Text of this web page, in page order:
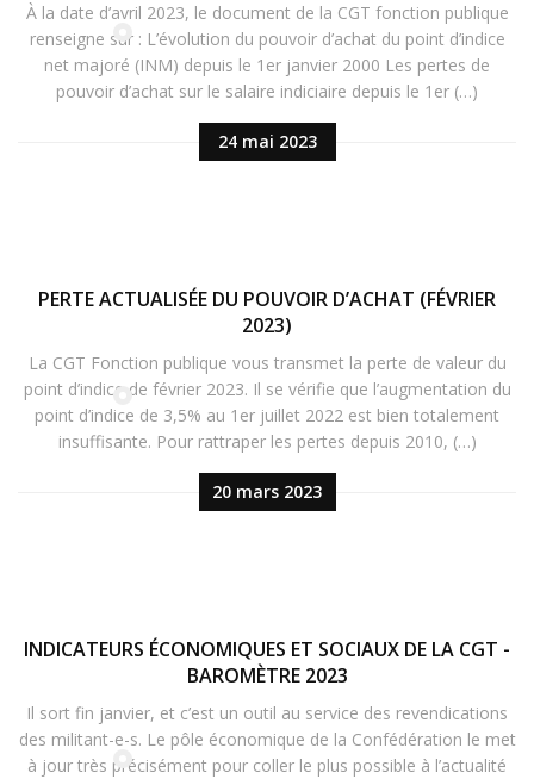
24 mai 2023
À la date d’avril 2023, le document de la CGT fonction publique
renseigne sur : L’évolution du pouvoir d’achat du point d’indice
net majoré (INM) depuis le 1er janvier 2000 Les pertes de
pouvoir d’achat sur le salaire indiciaire depuis le 1er (…)
20 mars 2023
PERTE ACTUALISÉE DU POUVOIR D’ACHAT (FÉVRIER
2023)
La CGT Fonction publique vous transmet la perte de valeur du
point d’indice de février 2023. Il se vérifie que l’augmentation du
point d’indice de 3,5% au 1er juillet 2022 est bien totalement
insuffisante. Pour rattraper les pertes depuis 2010, (…)
INDICATEURS ÉCONOMIQUES ET SOCIAUX DE LA CGT -
BAROMÈTRE 2023
Il sort fin janvier, et c’est un outil au service des revendications
des militant-e-s. Le pôle économique de la Confédération le met
à jour très précisément pour coller le plus possible à l’actualité